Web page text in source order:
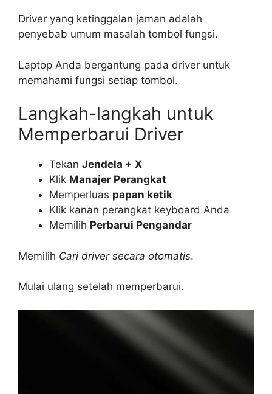
Driver yang ketinggalan jaman adalah
penyebab umum masalah tombol fungsi.
Laptop Anda bergantung pada driver untuk
memahami fungsi setiap tombol.
Langkah-langkah untuk
Memperbarui Driver
Tekan Jendela + X
Klik Manajer Perangkat
Memperluas papan ketik
Klik kanan perangkat keyboard Anda
Memilih Perbarui Pengandar
Memilih Cari driver secara otomatis.
Mulai ulang setelah memperbarui.